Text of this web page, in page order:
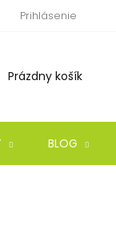
Prihlásenie
Nákupný
Prázdny košík
BLOG